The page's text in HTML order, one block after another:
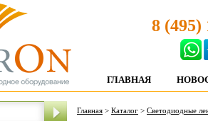
8 (495)
ГЛАВНАЯ
Главная > Каталог > Светодиодные